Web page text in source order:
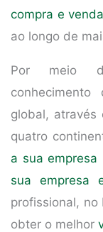
compra e
ao longo de
Por meio
global, através
quatro
a sua empresa
sua empresa
profissional, no
obter o melhor